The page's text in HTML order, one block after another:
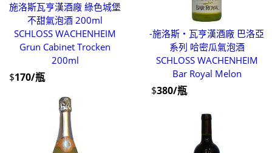
施洛斯瓦亨漢酒廠 綠色城堡
不甜氣泡酒 200ml
SCHLOSS WACHENHEIM
Grun Cabinet Trocken
200ml
$170/瓶
-施洛斯‧瓦亨漢酒廠 巴洛亞
系列 哈密瓜氣泡酒
SCHLOSS WACHENHEIM
Bar Royal Melon
$380/瓶